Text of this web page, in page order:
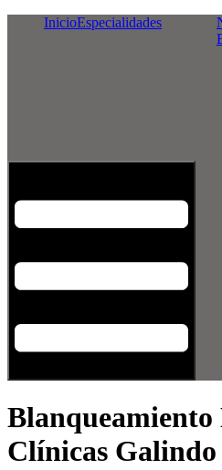
InicioEspecialidades
Blanqueamiento
Clínicas Galindo